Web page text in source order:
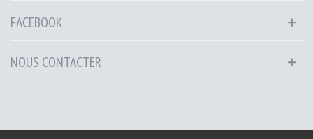
FACEBOOK
NOUS CONTACTER
© 2026 | Château de Valflaunès |CGV|Politique sur la